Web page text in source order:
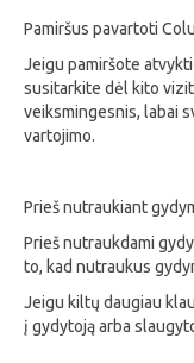
Pamiršus pavartoti
Jeigu pamiršote
susitarkite dėl kito
veiksmingesnis, labai
vartojimo.
Prieš nutraukiant
Prieš nutraukdami
to, kad nutraukus
Jeigu kiltų daugiau
į gydytoją arba